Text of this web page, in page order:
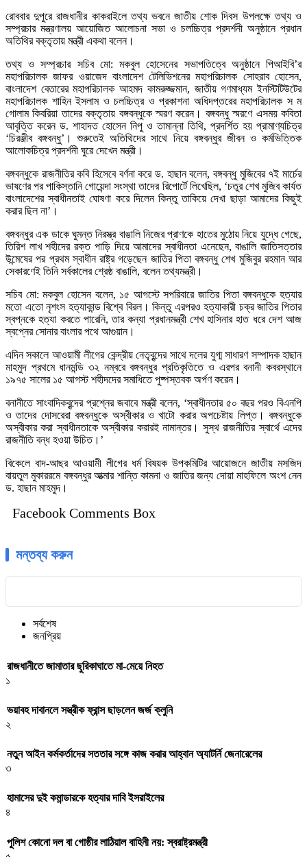
রোববার দুপুরে রাজধানীর কাকরাইলে তথ্য ভবনে জাতীয় শোক দিবস উপলক্ষে তথ্য ও
সম্প্রচার মন্ত্রণালয় আয়োজিত আলোচনা সভা ও চলচ্চিত্র প্রদর্শনী অনুষ্ঠানে প্রধান
অতিথির বক্তৃতায় মন্ত্রী একথা বলেন।
তথ্য ও সম্প্রচার সচিব মো: মকবুল হোসেনের সভাপতিত্বে অনুষ্ঠানে পিআইবি’র
মহাপরিচালক জাফর ওয়াজেদ বাংলাদেশ টেলিভিশনের মহাপরিচালক সোহরাব হোসেন,
বাংলাদেশ বেতারের মহাপরিচালক আহমদ কামরুজ্জমান, জাতীয় গণমাধ্যম ইনস্টিটিউটের
মহাপরিচালক শাহিন ইসলাম ও চলচ্চিত্র ও প্রকাশনা অধিদপ্তরের মহাপরিচালক স ম
গোলাম কিবরিয়া তাদের বক্তৃতায় বঙ্গবন্ধুকে স্মরণ করেন। বঙ্গবন্ধু স্মরণে এসময় কবিতা
আবৃত্তি করেন ড. শাহাদত হোসেন নিপু ও তামান্না তিথি, প্রদর্শিত হয় প্রামাণ্যচিত্র
‘চিরঞ্জীব বঙ্গবন্ধু’। শুরুতেই অতিথিদের সাথে নিয়ে বঙ্গবন্ধুর জীবন ও কর্মভিত্তিক
আলোকচিত্র প্রদর্শনী ঘুরে দেখেন মন্ত্রী।
বঙ্গবন্ধুকে রাজনীতির কবি হিসেবে বর্ণনা করে ড. হাছান বলেন, বঙ্গবন্ধু মুজিবের ৭ই মার্চের
ভাষণের পর পাকিস্তানি গোয়েন্দা সংস্থা তাদের রিপোর্টে লিখেছিল, ‘চতুর শেখ মুজিব কার্যত
বাংলাদেশের স্বাধীনতাই ঘোষণা করে দিলেন কিন্তু তাকিয়ে দেখা ছাড়া আমাদের কিছুই
করার ছিল না’।
বঙ্গবন্ধুর এক ডাকে ঘুমন্ত নিরস্ত্র বাঙালি নিজের প্রাণকে হাতের মুঠোয় নিয়ে যুদ্ধে গেছে,
তিরিশ লাখ শহীদের রক্ত পাড়ি দিয়ে আমাদের স্বাধীনতা এনেছেন, বাঙালি জাতিসত্তার
উন্মেষের পর প্রথম স্বাধীন রাষ্ট্র গড়েছেন জাতির পিতা বঙ্গবন্ধু শেখ মুজিবুর রহমান আর
সেকারণেই তিনি সর্বকালের শ্রেষ্ঠ বাঙালি, বলেন তথ্যমন্ত্রী।
সচিব মো: মকবুল হোসেন বলেন, ১৫ আগস্টে সপরিবারে জাতির পিতা বঙ্গবন্ধুকে হত্যার
মতো এতো নৃশংস হত্যাকান্ড বিশ্বে বিরল। কিন্তু এরপরও হত্যাকারী চক্র জাতির পিতার
স্বপ্নকে হত্যা করতে পারেনি, তার কন্যা প্রধানমন্ত্রী শেখ হাসিনার হাত ধরে দেশ আজ
স্বপ্নের সোনার বাংলার পথে আগুয়ান।
এদিন সকালে আওয়ামী লীগের কেন্দ্রীয় নেতৃবৃন্দের সাথে দলের যুগ্ম সাধারণ সম্পাদক হাছান
মাহমুদ প্রথমে ধানমন্ডি ৩২ নম্বরে বঙ্গবন্ধুর প্রতিকৃতিতে ও এরপর বনানী কবরস্থানে
১৯৭৫ সালের ১৫ আগস্ট শহীদদের সমাধিতে পুষ্পস্তবক অর্পণ করেন।
বনানীতে সাংবাদিকবৃন্দের প্রশ্নের জবাবে মন্ত্রী বলেন, ‘স্বাধীনতার ৫০ বছর পরও বিএনপি
ও তাদের দোসরেরা বঙ্গবন্ধুকে অস্বীকার ও খাটো করার অপচেষ্টায় লিপ্ত। বঙ্গবন্ধুকে
অস্বীকার করা স্বাধীনতাকে অস্বীকার করারই নামান্তর। সুস্থ রাজনীতির স্বার্থে এদের
রাজনীতি বন্ধ হওয়া উচিত।’
বিকেলে বাদ-আছর আওয়ামী লীগের ধর্ম বিষয়ক উপকমিটির আয়োজনে জাতীয় মসজিদ
বায়তুল মুকাররমে বঙ্গবন্ধুর আত্মার শান্তি কামনা ও জাতির জন্য দোয়া মাহফিলে অংশ নেন
ড. হাছান মাহমুদ।
Facebook Comments Box
মন্তব্য করুন
সর্বশেষ
জনপ্রিয়
রাজধানীতে জামাতার ছুরিকাঘাতে মা-মেয়ে নিহত
১
ভয়াবহ দাবানলে সস্ত্রীক ফ্রান্স ছাড়লেন জর্জ ক্লুনি
২
নতুন আইন কর্মকর্তাদের সততার সঙ্গে কাজ করার আহ্বান অ্যাটর্নি জেনারেলের
৩
হামাসের দুই কমান্ডারকে হত্যার দাবি ইসরাইলের
৪
পুলিশ কোনো দল বা গোষ্ঠীর লাঠিয়াল বাহিনী নয়: স্বরাষ্ট্রমন্ত্রী